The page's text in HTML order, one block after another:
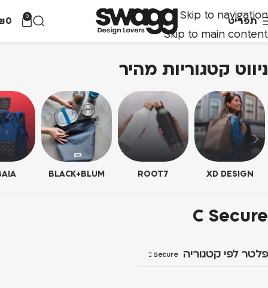
Skip to navigation
Skip to main content
תפריט 0
0
ניווט קטגוריות מהיר
XD DESIGN
ROOT7
BLACK+BLUM
C Secure
פלטר לפי קטגוריה C Secure